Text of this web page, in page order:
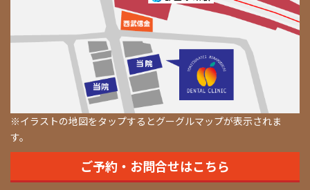
※イラストの地図をタップするとグーグルマップが表示されま
す。
ご予約・お問合せはこちら